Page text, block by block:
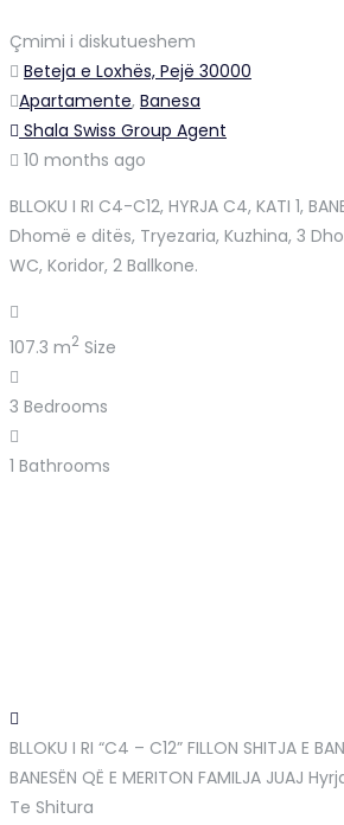
Çmimi i diskutueshem
Beteja e Loxhës, Pejë 30000
Apartamente, Banesa
Shala Swiss Group Agent
10 months ago
BLLOKU I RI C4-C12, HYRJA C4, KATI 1,
Dhomë e ditës, Tryezaria, Kuzhina, 3
WC, Koridor, 2 Ballkone.
107.3 m2 Size
3 Bedrooms
1 Bathrooms
BLLOKU I RI “C4 – C12” FILLON SHITJA E
BANESËN QË E MERITON FAMILJA JUAJ
Te Shitura